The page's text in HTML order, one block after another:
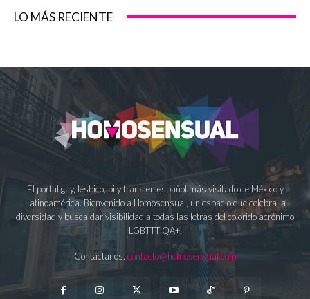
LO MÁS RECIENTE
El portal gay, lésbico, bi y trans en español más visitado de México y
Latinoamérica. Bienvenido a Homosensual, un espacio que celebra la
diversidad y busca dar visibilidad a todas las letras del colorido acrónimo
LGBTTTIQA+.
Contáctanos: contacto@homosensual.com